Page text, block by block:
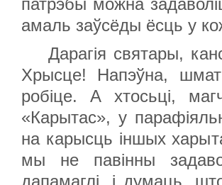
патрэбы можна
амаль заўсёды ёсць у
Дарагія святары,
Хрысце! Напэўна,
робіце. А хтосьці,
«Карытас», у
на карысць іншых
мы не павінны
дапамаглі, і думаць,